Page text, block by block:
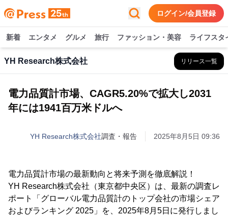
ログイン/会員登録
新着 エンタメ グルメ 旅行 ファッション・美容 ライフスタ
YH Research株式会社 リリース一覧
電力品質計市場、CAGR5.20%で拡大し2031
年には1941百万米ドルへ
YH Research株式会社調査・報告 2025年8月5日 09:36
電力品質計市場の最新動向と将来予測を徹底解説！
YH Research株式会社（東京都中央区）は、最新の調査レ
ポート「グローバル電力品質計のトップ会社の市場シェア
およびランキング 2025」を、2025年8月5日に発行しまし